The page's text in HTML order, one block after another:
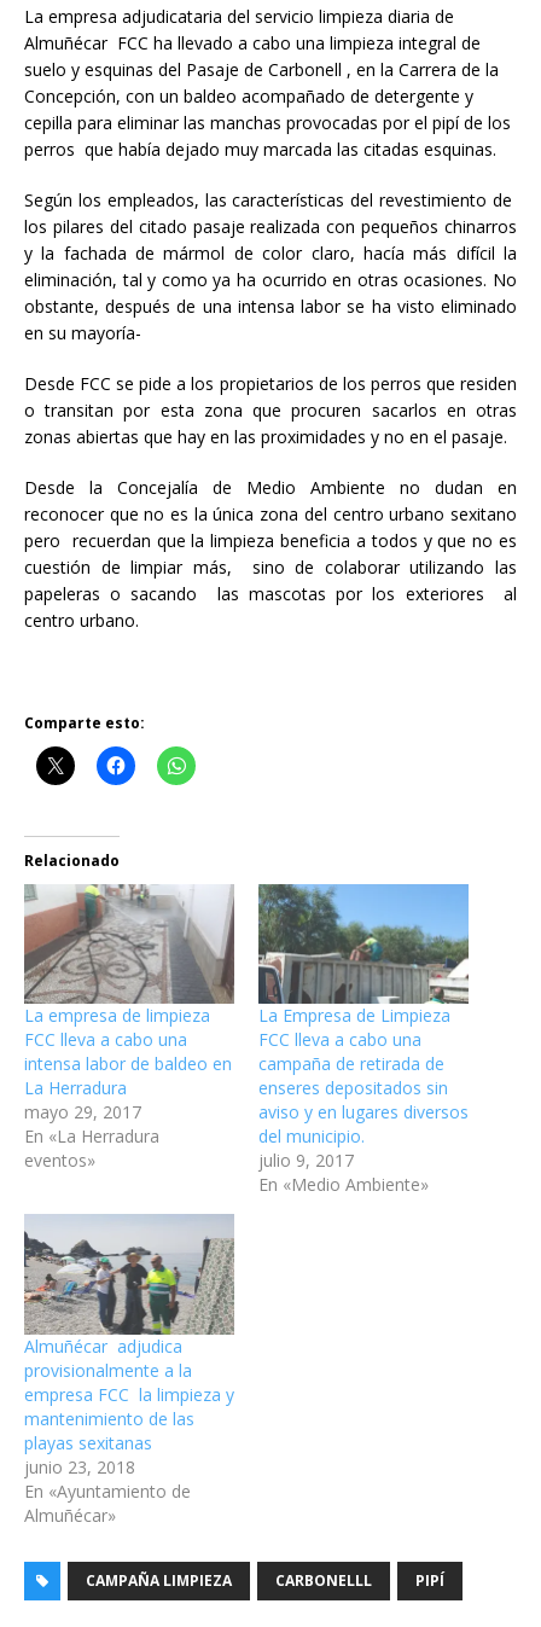
La empresa adjudicataria del servicio limpieza diaria de
Almuñécar FCC ha llevado a cabo una limpieza integral de
suelo y esquinas del Pasaje de Carbonell , en la Carrera de la
Concepción, con un baldeo acompañado de detergente y
cepilla para eliminar las manchas provocadas por el pipí de los
perros que había dejado muy marcada las citadas esquinas.
Según los empleados, las características del revestimiento de
los pilares del citado pasaje realizada con pequeños chinarros
y la fachada de mármol de color claro, hacía más difícil la
eliminación, tal y como ya ha ocurrido en otras ocasiones. No
obstante, después de una intensa labor se ha visto eliminado
en su mayoría-
Desde FCC se pide a los propietarios de los perros que residen
o transitan por esta zona que procuren sacarlos en otras
zonas abiertas que hay en las proximidades y no en el pasaje.
Desde la Concejalía de Medio Ambiente no dudan en
reconocer que no es la única zona del centro urbano sexitano
pero recuerdan que la limpieza beneficia a todos y que no es
cuestión de limpiar más, sino de colaborar utilizando las
papeleras o sacando las mascotas por los exteriores al
centro urbano.
Comparte esto:
Relacionado
La empresa de limpieza
FCC lleva a cabo una
intensa labor de baldeo en
La Herradura
mayo 29, 2017
En «La Herradura
eventos»
La Empresa de Limpieza
FCC lleva a cabo una
campaña de retirada de
enseres depositados sin
aviso y en lugares diversos
del municipio.
julio 9, 2017
En «Medio Ambiente»
Almuñécar adjudica
provisionalmente a la
empresa FCC la limpieza y
mantenimiento de las
playas sexitanas
junio 23, 2018
En «Ayuntamiento de
Almuñécar»
CAMPAÑA LIMPIEZA CARBONELLL PIPÍ